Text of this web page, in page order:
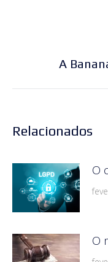
A
Relacionados
O
O